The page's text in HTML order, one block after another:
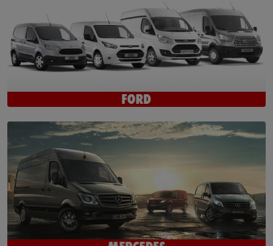
Aktiver indhold
Du kan også bruge dette link til at få adgang til
videoen direkte på udbyderens plattform:
https://youtu.be/XX9hkMLNG_A